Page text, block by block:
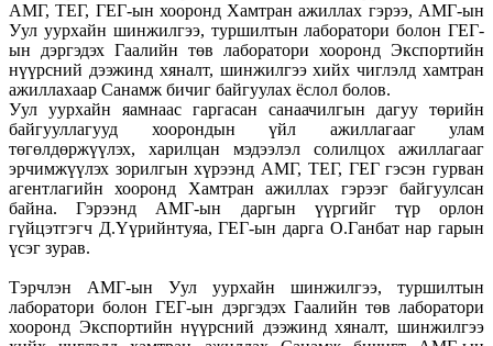
АМГ, ТЕГ, ГЕГ-ын хооронд Хамтран ажиллах гэрээ, АМГ-ын
Уул уурхайн шинжилгээ, туршилтын лаборатори болон ГЕГ-
ын дэргэдэх Гаалийн төв лаборатори хооронд Экспортийн
нүүрсний дээжинд хяналт, шинжилгээ хийх чиглэлд хамтран
ажиллахаар Санамж бичиг байгуулах ёслол болов.
Уул уурхайн яамнаас гаргасан санаачилгын дагуу төрийн
байгууллагууд хоорондын үйл ажиллагааг улам
төгөлдөржүүлэх, харилцан мэдээлэл солилцох ажиллагааг
эрчимжүүлэх зорилгын хүрээнд АМГ, ТЕГ, ГЕГ гэсэн гурван
агентлагийн хооронд Хамтран ажиллах гэрээг байгуулсан
байна. Гэрээнд АМГ-ын даргын үүргийг түр орлон
гүйцэтгэгч Д.Үүрийнтуяа, ГЕГ-ын дарга О.Ганбат нар гарын
үсэг зурав.
Тэрчлэн АМГ-ын Уул уурхайн шинжилгээ, туршилтын
лаборатори болон ГЕГ-ын дэргэдэх Гаалийн төв лаборатори
хооронд Экспортийн нүүрсний дээжинд хяналт, шинжилгээ